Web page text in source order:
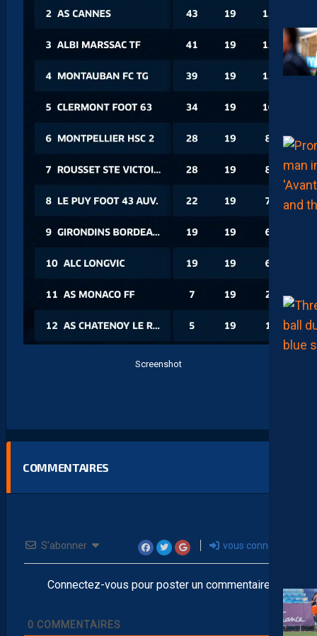
Screenshot
COMMENTAIRES
S’abonner vous connecter
Connectez-vous pour poster un commentaire
0 COMMENTAIRES